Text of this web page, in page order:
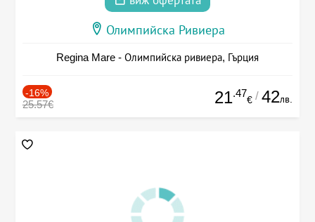
Олимпийска Ривиера
Regina Mare - Олимпийска ривиера, Гърция
-16%
25.57€ 21.47
€ / 42лв.